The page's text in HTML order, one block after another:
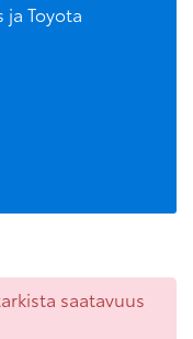
ja Toyota
saatavuus